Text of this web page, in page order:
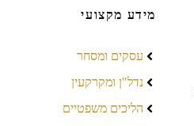
מידע מקצועי
עסקים ומסחר
נדל"ן ומקרקעין
הליכים משפטיים